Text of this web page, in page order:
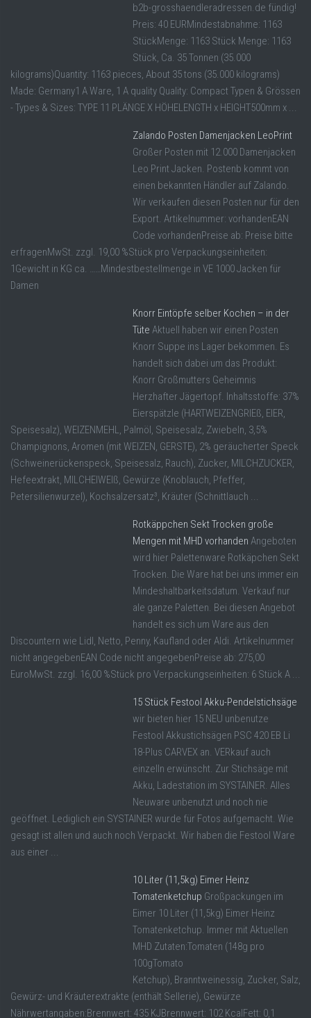
b2b-grosshaendleradressen.de fündig!
Preis: 40 EURMindestabnahme: 1163
StückMenge: 1163 Stück Menge: 1163
Stück, Ca. 35 Tonnen (35.000
kilograms)Quantity: 1163 pieces, About 35 tons (35.000 kilograms)
Made: Germany1 A Ware, 1 A quality Quality: Compact Typen & Grössen
- Types & Sizes: TYPE 11 PLÄNGE X HÖHELENGTH x HEIGHT500mm x ...
Zalando Posten Damenjacken LeoPrint
Großer Posten mit 12.000 Damenjacken
Leo Print Jacken. Postenb kommt von
einen bekannten Händler auf Zalando.
Wir verkaufen diesen Posten nur für den
Export. Artikelnummer: vorhandenEAN
Code vorhandenPreise ab: Preise bitte
erfragenMwSt. zzgl. 19,00 %Stück pro Verpackungseinheiten:
1Gewicht in KG ca. ……Mindestbestellmenge in VE 1000 Jacken für
Damen
Knorr Eintöpfe selber Kochen – in der
Tüte Aktuell haben wir einen Posten
Knorr Suppe ins Lager bekommen. Es
handelt sich dabei um das Produkt:
Knorr Großmutters Geheimnis
Herzhafter Jägertopf. Inhaltsstoffe: 37%
Eierspätzle (HARTWEIZENGRIEß, EIER,
Speisesalz), WEIZENMEHL, Palmöl, Speisesalz, Zwiebeln, 3,5%
Champignons, Aromen (mit WEIZEN, GERSTE), 2% geräucherter Speck
(Schweinerückenspeck, Speisesalz, Rauch), Zucker, MILCHZUCKER,
Hefeextrakt, MILCHEIWEIß, Gewürze (Knoblauch, Pfeffer,
Petersilienwurzel), Kochsalzersatz³, Kräuter (Schnittlauch ...
Rotkäppchen Sekt Trocken große
Mengen mit MHD vorhanden Angeboten
wird hier Palettenware Rotkäpchen Sekt
Trocken. Die Ware hat bei uns immer ein
Mindeshaltbarkeitsdatum. Verkauf nur
ale ganze Paletten. Bei diesen Angebot
handelt es sich um Ware aus den
Discountern wie Lidl, Netto, Penny, Kaufland oder Aldi. Artikelnummer
nicht angegebenEAN Code nicht angegebenPreise ab: 275,00
EuroMwSt. zzgl. 16,00 %Stück pro Verpackungseinheiten: 6 Stück A ...
15 Stück Festool Akku-Pendelstichsäge
wir bieten hier 15 NEU unbenutze
Festool Akkustichsägen PSC 420 EB Li
18-Plus CARVEX an. VERkauf auch
einzelln erwünscht. Zur Stichsäge mit
Akku, Ladestation im SYSTAINER. Alles
Neuware unbenutzt und noch nie
geöffnet. Lediglich ein SYSTAINER wurde für Fotos aufgemacht. Wie
gesagt ist allen und auch noch Verpackt. Wir haben die Festool Ware
aus einer ...
10 Liter (11,5kg) Eimer Heinz
Tomatenketchup Großpackungen im
Eimer 10 Liter (11,5kg) Eimer Heinz
Tomatenketchup. Immer mit Aktuellen
MHD Zutaten:Tomaten (148g pro
100gTomato
Ketchup), Branntweinessig, Zucker, Salz,
Gewürz- und Kräuterextrakte (enthält Sellerie), Gewürze
Nährwertangaben:Brennwert: 435 KJBrennwert: 102 KcalFett: 0,1